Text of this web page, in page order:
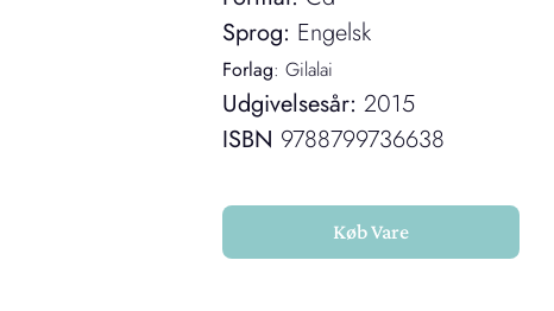
Sprog: Engelsk
Forlag: Gilalai
Udgivelsesår: 2015
ISBN 9788799736638
Køb Vare